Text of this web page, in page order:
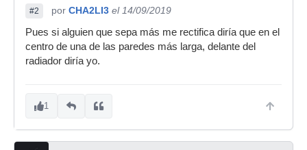
#2 por CHA2LI3 el 14/09/2019
Pues si alguien que sepa más me rectifica diría que en el
centro de una de las paredes más larga, delante del
radiador diría yo.
1